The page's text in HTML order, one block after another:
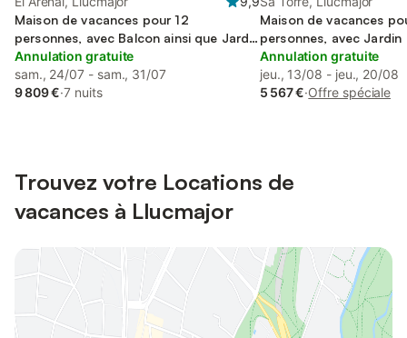
Maison de vacances pour 12
personnes, avec Balcon ainsi que Jardin
et Sauna
Annulation gratuite
sam., 24/07 - sam., 31/07
9 809 €·7 nuits
Maison de vacances
personnes, avec Jardin
Annulation gratuite
jeu., 13/08 - jeu., 20/08
5 567 €·Offre spéciale
Trouvez votre Locations de
vacances à Llucmajor